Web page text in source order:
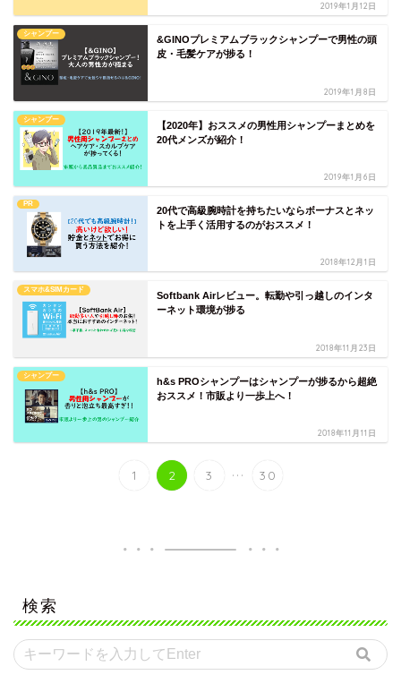
2019年1月12日
シャンプー
&GINOプレミアムブラックシャンプーで男性の頭
皮・毛髪ケアが捗る！
2019年1月8日
シャンプー
【2020年】おススメの男性用シャンプーまとめを
20代メンズが紹介！
2019年1月6日
PR
20代で高級腕時計を持ちたいならボーナスとネッ
トを上手く活用するのがおススメ！
2018年12月1日
スマホ&SIMカード
Softbank Airレビュー。転勤や引っ越しのインタ
ーネット環境が捗る
2018年11月23日
シャンプー
h&s PROシャンプーはシャンプーが捗るから超絶
おススメ！市販より一歩上へ！
2018年11月11日
1 2 3 ... 30
検索